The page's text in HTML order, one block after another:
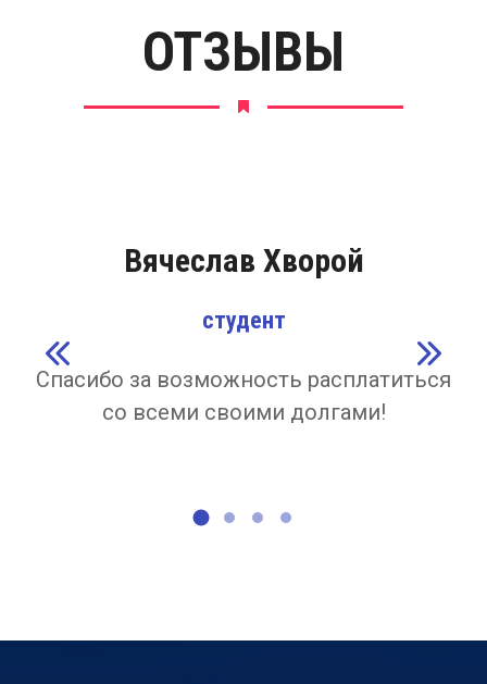
ОТЗЫВЫ
Вячеслав Хворой
студент
Спасибо за возможность расплатиться
со всеми своими долгами!